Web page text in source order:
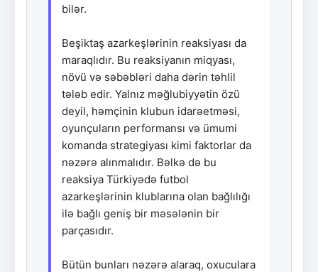
bilər.
Beşiktaş azarkeşlərinin reaksiyası da
maraqlıdır. Bu reaksiyanın miqyası,
növü və səbəbləri daha dərin təhlil
tələb edir. Yalnız məğlubiyyətin özü
deyil, həmçinin klubun idarəetməsi,
oyunçuların performansı və ümumi
komanda strategiyası kimi faktorlar da
nəzərə alınmalıdır. Bəlkə də bu
reaksiya Türkiyədə futbol
azarkeşlərinin klublarına olan bağlılığı
ilə bağlı geniş bir məsələnin bir
parçasıdır.
Bütün bunları nəzərə alaraq, oxuculara